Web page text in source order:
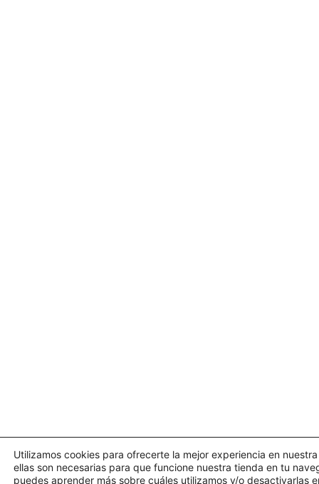
Utilizamos cookies para ofrecerte la mejor experiencia en
ellas son necesarias para que funcione nuestra tienda en tu
puedes aprender más sobre cuáles utilizamos y/o desactivarlas